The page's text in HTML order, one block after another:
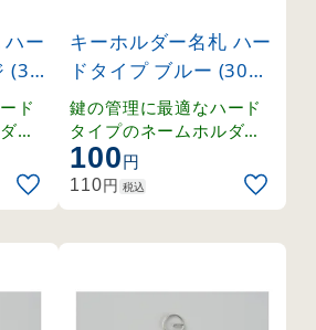
ー
(30
ド
ー
ナ
易
キーホルダー名札 ハー
ドタイプ ブルー (3010
06)
鍵の管理に最適なハード
タイプのネームホルダー
。豊富なカラーラインナ
ップで色分け管理も容易
です。
100円
110円 税込